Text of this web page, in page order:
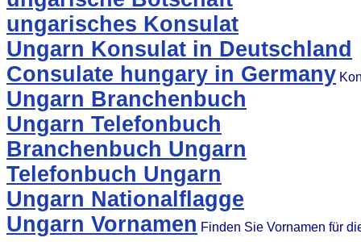
ungarisches Konsulat
Ungarn Konsulat in Deutschland
Consulate hungary in Germany
Ungarn Branchenbuch
Ungarn Telefonbuch
Branchenbuch Ungarn
Telefonbuch Ungarn
Ungarn Nationalflagge
Ungarn Vornamen Finden Sie Vornamen für